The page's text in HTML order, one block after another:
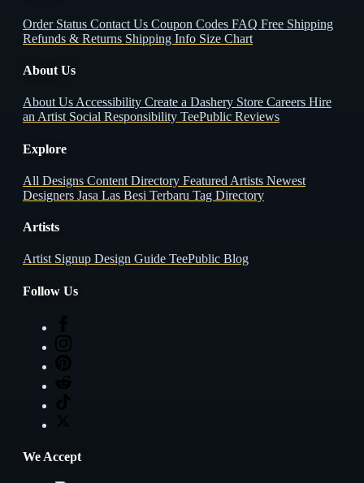
Order Status Contact Us Coupon Codes FAQ Free Shipping
Refunds & Returns Shipping Info Size Chart
About Us
About Us Accessibility Create a Dashery Store Careers Hire
an Artist Social Responsibility TeePublic Reviews
Explore
All Designs Content Directory Featured Artists Newest
Designers Jasa Las Besi Terbaru Tag Directory
Artists
Artist Signup Design Guide TeePublic Blog
Follow Us
We Accept